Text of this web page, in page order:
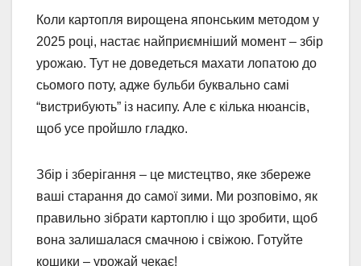
Коли картопля вирощена японським методом у
2025 році, настає найприємніший момент – збір
урожаю. Тут не доведеться махати лопатою до
сьомого поту, адже бульби буквально самі
“вистрибують” із насипу. Але є кілька нюансів,
щоб усе пройшло гладко.
Збір і зберігання – це мистецтво, яке збереже
ваші старання до самої зими. Ми розповімо, як
правильно зібрати картоплю і що зробити, щоб
вона залишалася смачною і свіжою. Готуйте
кошики – урожай чекає!